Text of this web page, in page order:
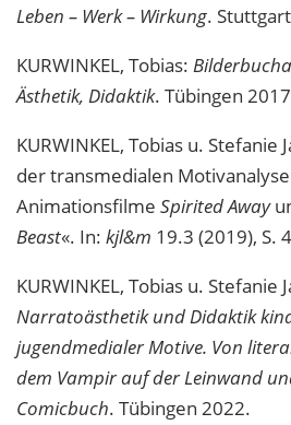
Leben – Werk – Wirkung.
KURWINKEL, Tobias:
Ästhetik, Didaktik. Tübingen
KURWINKEL, Tobias u. Stefanie
der transmedialen
Animationsfilme Spirited Away
Beast«. In: kjl&m 19.3 (2019), S.
KURWINKEL, Tobias u. Stefanie
Narratoästhetik und Didaktik
jugendmedialer Motive. Von
dem Vampir auf der Leinwand
Comicbuch. Tübingen 2022.